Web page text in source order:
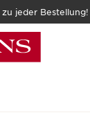
jeder Bestellung!